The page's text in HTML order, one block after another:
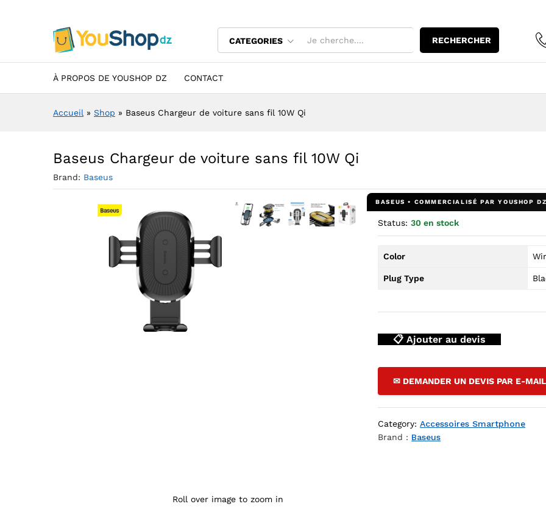
CATEGORIES RECHERCHER
À PROPOS DE YOUSHOP DZ CONTACT
Accueil » Shop » Baseus Chargeur de voiture sans fil 10W Qi
Baseus Chargeur de voiture sans fil 10W Qi
Brand: Baseus
Agrandir l’image : Baseus Chargeur de voiture sans fil 10W Qi — YouShop DZ
Roll over image to zoom in
Status: 30 en stock
Color
Plug Type
📋 Ajouter au devis
✉ DEMANDER UN DEVIS PAR E-MAIL
Category:Accessoires Smartphone
Brand : Baseus